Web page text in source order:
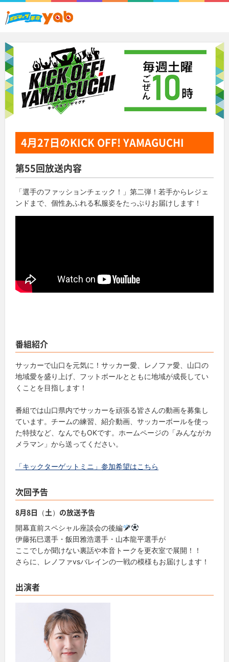
4月27日のKICK OFF! YAMAGUCHI
第55回放送内容
「選手のファッションチェック！」第二弾！若手からレジェ
ンドまで、個性あふれる私服姿をたっぷりお届けします！
番組紹介
サッカーで山口を元気に！サッカー愛、レノファ愛、山口の
地域愛を盛り上げ、フットボールとともに地域が成長してい
くことを目指します！
番組では山口県内でサッカーを頑張る皆さんの動画を募集し
ています。チームの練習、紹介動画、サッカーボールを使っ
た特技など、なんでもOKです。ホームページの「みんながカ
メラマン」から送ってください。
「キックターゲットミニ」参加希望はこちら
次回予告
8月8日（土）の放送予告
開幕直前スペシャル座談会の後編
伊藤拓巳選手・飯田雅浩選手・山本龍平選手が
ここでしか聞けない裏話や本音トークを更衣室で展開！！
さらに、レノファvsバレインの一戦の模様もお届けします！
出演者